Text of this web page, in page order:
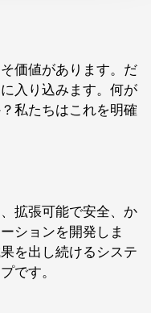
価値があります。だ
入り込みます。何が
私たちはこれを明確
拡張可能で安全、か
ションを開発しま
を出し続けるシステ
です。